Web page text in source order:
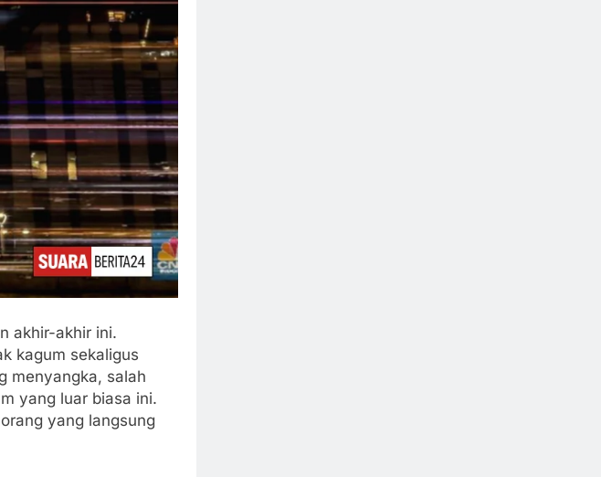
akhir-akhir ini.
kagum sekaligus
menyangka, salah
yang luar biasa ini.
yang langsung